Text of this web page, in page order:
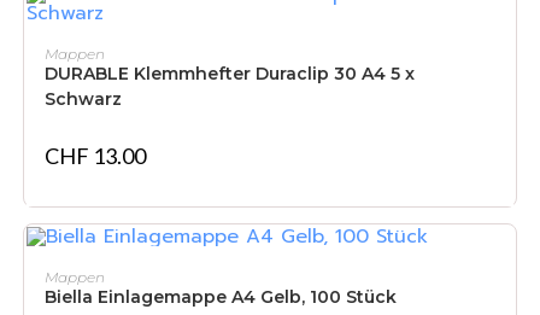
Mappen
DURABLE Klemmhefter Duraclip 30 A4 5 x
Schwarz
CHF 13.00
Mappen
Biella Einlagemappe A4 Gelb, 100 Stück